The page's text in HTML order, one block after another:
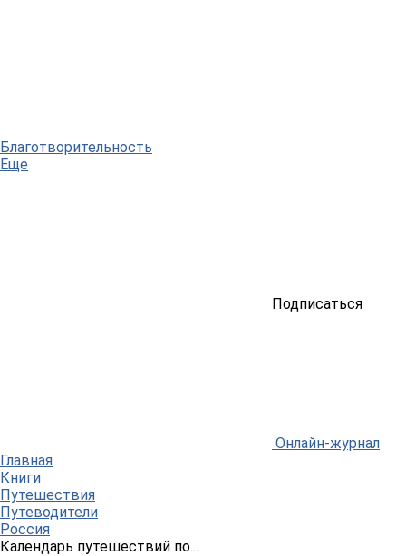
Благотворительность
Еще
Подписаться
Онлайн-журнал
Главная
Книги
Путешествия
Путеводители
Россия
Календарь путешествий по...